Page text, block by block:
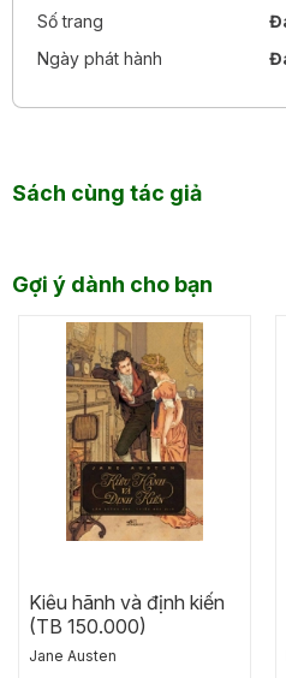
Số trang
Ngày phát hành
Sách cùng tác giả
Gợi ý dành cho bạn
Kiêu hãnh và định kiến
(TB 150.000)
Jane Austen